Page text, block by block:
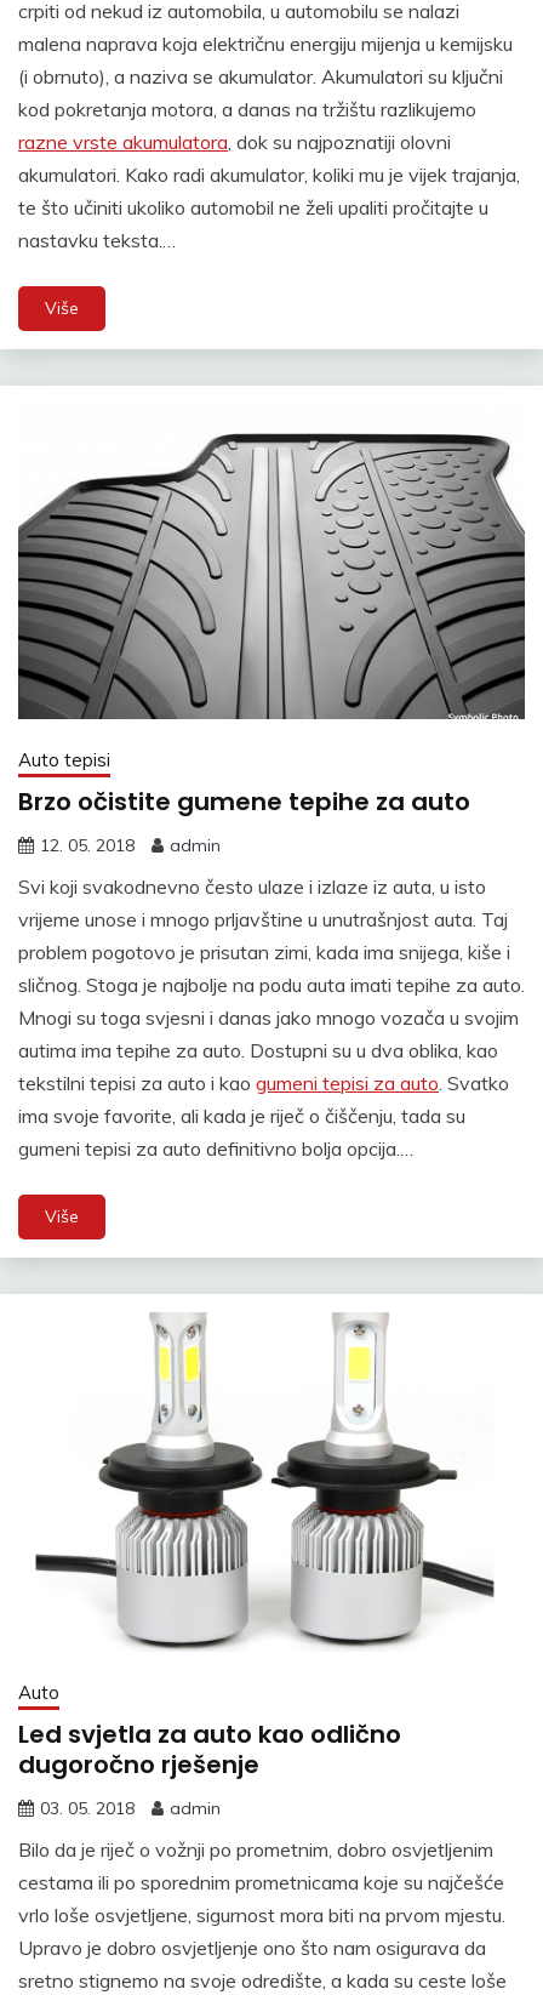
crpiti od nekud iz automobila, u automobilu se nalazi
malena naprava koja električnu energiju mijenja u kemijsku
(i obrnuto), a naziva se akumulator. Akumulatori su ključni
kod pokretanja motora, a danas na tržištu razlikujemo
razne vrste akumulatora, dok su najpoznatiji olovni
akumulatori. Kako radi akumulator, koliki mu je vijek trajanja,
te što učiniti ukoliko automobil ne želi upaliti pročitajte u
nastavku teksta.…
Više
Auto tepisi
Brzo očistite gumene tepihe za auto
12. 05. 2018 admin
Svi koji svakodnevno često ulaze i izlaze iz auta, u isto
vrijeme unose i mnogo prljavštine u unutrašnjost auta. Taj
problem pogotovo je prisutan zimi, kada ima snijega, kiše i
sličnog. Stoga je najbolje na podu auta imati tepihe za auto.
Mnogi su toga svjesni i danas jako mnogo vozača u svojim
autima ima tepihe za auto. Dostupni su u dva oblika, kao
tekstilni tepisi za auto i kao gumeni tepisi za auto. Svatko
ima svoje favorite, ali kada je riječ o čiščenju, tada su
gumeni tepisi za auto definitivno bolja opcija.…
Više
Auto
Led svjetla za auto kao odlično
dugoročno rješenje
03. 05. 2018 admin
Bilo da je riječ o vožnji po prometnim, dobro osvjetljenim
cestama ili po sporednim prometnicama koje su najčešće
vrlo loše osvjetljene, sigurnost mora biti na prvom mjestu.
Upravo je dobro osvjetljenje ono što nam osigurava da
sretno stignemo na svoje odredište, a kada su ceste loše